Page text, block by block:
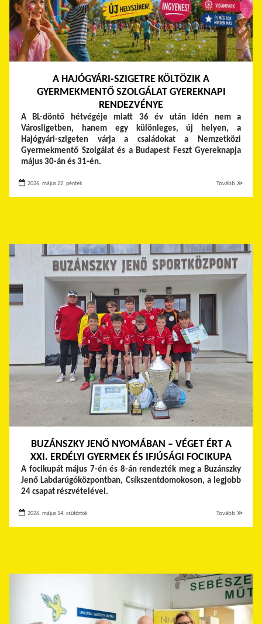
A HAJÓGYÁRI-SZIGETRE KÖLTÖZIK A
GYERMEKMENTŐ SZOLGÁLAT GYEREKNAPI
RENDEZVÉNYE
A BL-döntő hétvégéje miatt 36 év után idén nem a
Városligetben, hanem egy különleges, új helyen, a
Hajógyári-szigeten várja a családokat a Nemzetközi
Gyermekmentő Szolgálat és a Budapest Feszt Gyereknapja
május 30-án és 31-én.
2026. május 22. péntek Tovább ≫
BUZÁNSZKY JENŐ NYOMÁBAN – VÉGET ÉRT A
XXI. ERDÉLYI GYERMEK ÉS IFJÚSÁGI FOCIKUPA
A focikupát május 7-én és 8-án rendezték meg a Buzánszky
Jenő Labdarúgóközpontban, Csíkszentdomokoson, a legjobb
24 csapat részvételével.
2026. május 14. csütörtök Tovább ≫